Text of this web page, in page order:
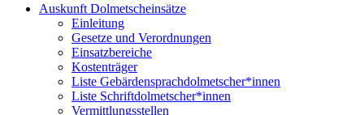
Auskunft Dolmetscheinsätze
Einleitung
Gesetze und Verordnungen
Einsatzbereiche
Kostenträger
Liste Gebärdensprachdolmetscher*innen
Liste Schriftdolmetscher*innen
Vermittlungsstellen